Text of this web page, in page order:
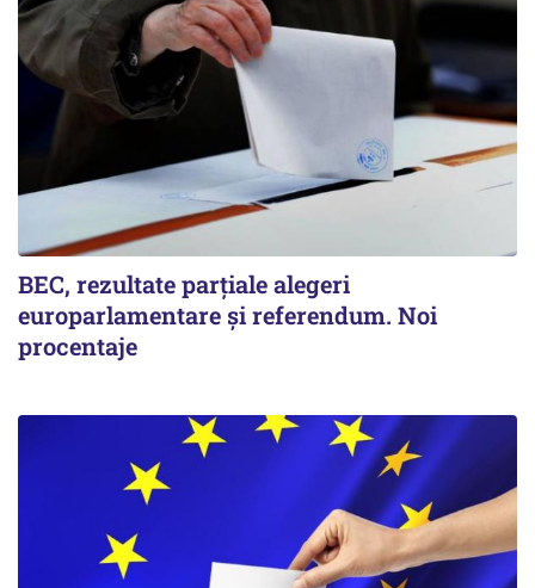
BEC, rezultate parțiale alegeri
europarlamentare și referendum. Noi
procentaje